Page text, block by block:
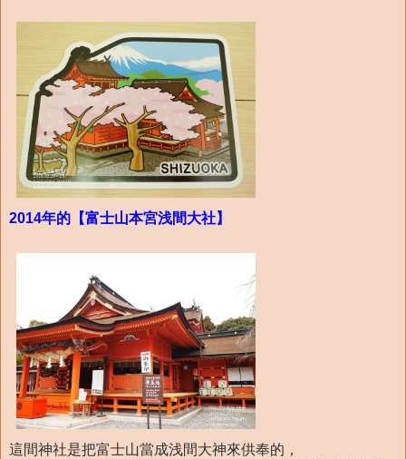
2014年的【富士山本宮浅間大社】
這間神社是把富士山當成浅間大神來供奉的，